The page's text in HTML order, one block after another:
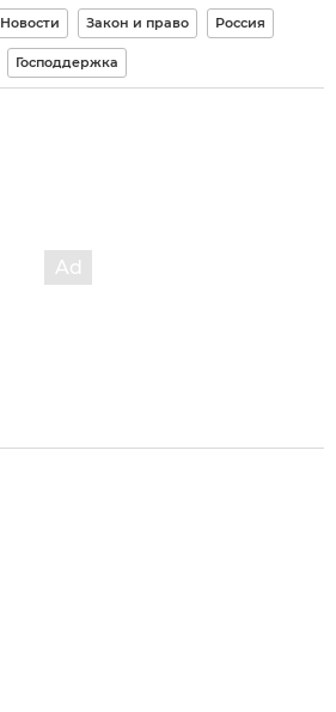
Новости Закон и право Россия
Господдержка